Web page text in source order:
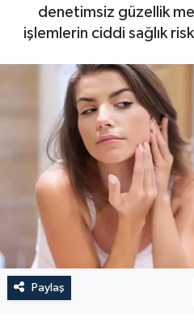
denetimsiz güzellik
işlemlerin ciddi sağlık
Paylaş